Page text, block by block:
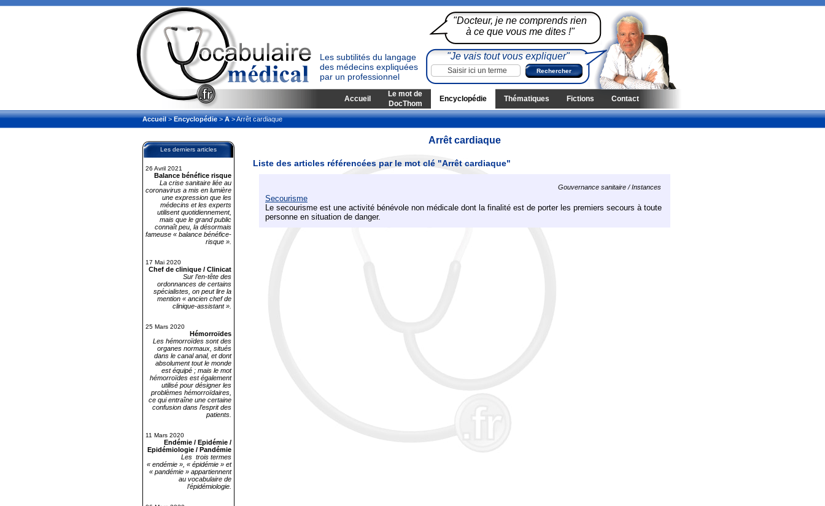
Les subtilités du langage
des médecins expliquées
par un professionnel
"Docteur, je ne comprends rien
à ce que vous me dites !"
"Je vais tout vous expliquer"
Accueil
Le mot de
DocThom
Encyclopédie Thématiques Fictions Contact
Accueil>Encyclopédie>A> Arrêt cardiaque
Les derniers articles
26 Avril 2021
Balance bénéfice risque
La crise sanitaire liée au
coronavirus a mis en lumière
une expression que les
médecins et les experts
utilisent quotidiennement,
mais que le grand public
connaît peu, la désormais
fameuse « balance bénéfice-
risque ».
17 Mai 2020
Chef de clinique / Clinicat
Sur l’en-tête des
ordonnances de certains
spécialistes, on peut lire la
mention « ancien chef de
clinique-assistant ».
25 Mars 2020
Hémorroïdes
Les hémorroïdes sont des
organes normaux, situés
dans le canal anal, et dont
absolument tout le monde
est équipé ; mais le mot
hémorroïdes est également
utilisé pour désigner les
problèmes hémorroïdaires,
ce qui entraîne une certaine
confusion dans l’esprit des
patients.
11 Mars 2020
Endémie / Epidémie /
Epidémiologie / Pandémie
Les trois termes
« endémie », « épidémie » et
« pandémie » appartiennent
au vocabulaire de
l’épidémiologie.
Arrêt cardiaque
Liste des articles référencées par le mot clé "Arrêt cardiaque"
Gouvernance sanitaire / Instances
Secourisme
Le secourisme est une activité bénévole non médicale dont la finalité est de porter les premiers secours à toute
personne en situation de danger.